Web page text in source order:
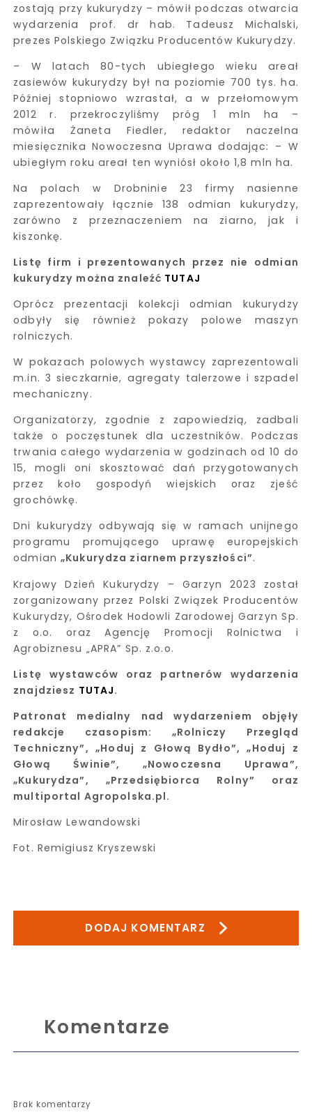
zostają przy kukurydzy – mówił podczas otwarcia
wydarzenia prof. dr hab. Tadeusz Michalski,
prezes Polskiego Związku Producentów Kukurydzy.
– W latach 80-tych ubiegłego wieku areał
zasiewów kukurydzy był na poziomie 700 tys. ha.
Później stopniowo wzrastał, a w przełomowym
2012 r. przekroczyliśmy próg 1 mln ha –
mówiła Żaneta Fiedler, redaktor naczelna
miesięcznika Nowoczesna Uprawa dodając: – W
ubiegłym roku areał ten wyniósł około 1,8 mln ha.
Na polach w Drobninie 23 firmy nasienne
zaprezentowały łącznie 138 odmian kukurydzy,
zarówno z przeznaczeniem na ziarno, jak i
kiszonkę.
Listę firm i prezentowanych przez nie odmian
kukurydzy można znaleźć TUTAJ
Oprócz prezentacji kolekcji odmian kukurydzy
odbyły się również pokazy polowe maszyn
rolniczych.
W pokazach polowych wystawcy zaprezentowali
m.in. 3 sieczkarnie, agregaty talerzowe i szpadel
mechaniczny.
Organizatorzy, zgodnie z zapowiedzią, zadbali
także o poczęstunek dla uczestników. Podczas
trwania całego wydarzenia w godzinach od 10 do
15, mogli oni skosztować dań przygotowanych
przez koło gospodyń wiejskich oraz zjeść
grochówkę.
Dni kukurydzy odbywają się w ramach unijnego
programu promującego uprawę europejskich
odmian„Kukurydza ziarnem przyszłości”.
Krajowy Dzień Kukurydzy – Garzyn 2023 został
zorganizowany przez Polski Związek Producentów
Kukurydzy, Ośrodek Hodowli Zarodowej Garzyn Sp.
z o.o. oraz Agencję Promocji Rolnictwa i
Agrobiznesu „APRA” Sp. z.o.o.
Listę wystawców oraz partnerów wydarzenia
znajdziesz TUTAJ.
Patronat medialny nad wydarzeniem objęły
redakcje czasopism: „Rolniczy Przegląd
Techniczny”, „Hoduj z Głową Bydło”, „Hoduj z
Głową Świnie”, „Nowoczesna Uprawa”,
„Kukurydza”, „Przedsiębiorca Rolny” oraz
multiportal Agropolska.pl.
Mirosław Lewandowski
Fot. Remigiusz Kryszewski
DODAJ KOMENTARZ
Komentarze
Brak komentarzy